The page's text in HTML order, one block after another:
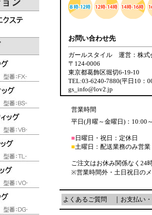
お問い合わせ先
ガールスタイル 運営：株式
〒124-0006
東京都葛飾区堀切6-19-10
TEL:03-6240-7880(平日10：
gs_info@lov2.jp
営業時間
平日(月曜～金曜日)：10:00
■ 日曜日・祝日：定休日
■土曜日：配送業務のみ営業
ご注文はお休み関係なく24
※営業時間外・土日祝日の
よくあるご質問 お支払い